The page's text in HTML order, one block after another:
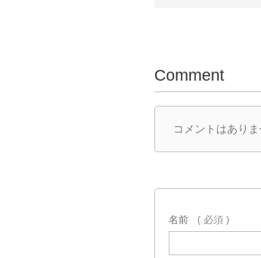
Comment
コメントはありま
名前 ( 必須 )